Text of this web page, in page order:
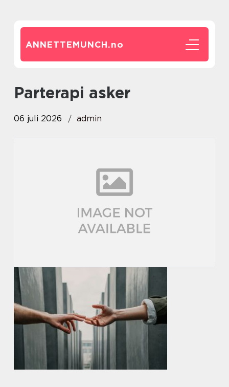
ANNETTEMUNCH.no
parterapi asker
06 juli 2026 admin